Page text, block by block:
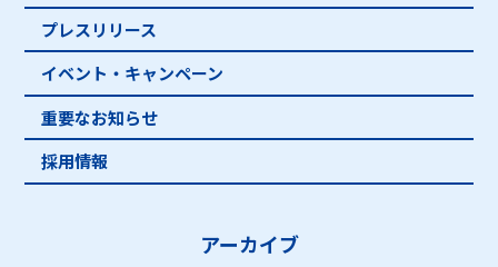
プレスリリース
イベント・キャンペーン
重要なお知らせ
採用情報
アーカイブ